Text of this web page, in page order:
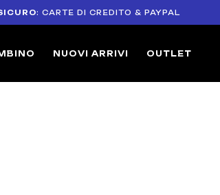
: CARTE DI CREDITO & PAYPAL
NUOVI ARRIVI OUTLET